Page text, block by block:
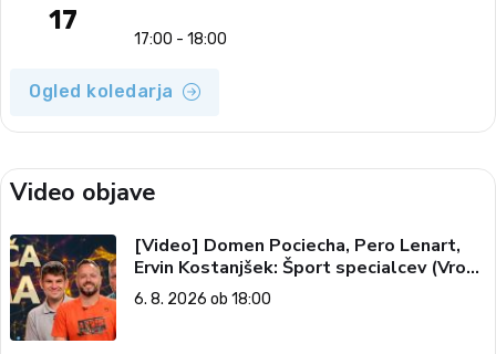
17
17:00 - 18:00
Ogled koledarja
Video objave
[Video] Domen Pociecha, Pero Lenart,
Ervin Kostanjšek: Šport specialcev (Vroča
tema, 6. 8. 2026)
6. 8. 2026 ob 18:00